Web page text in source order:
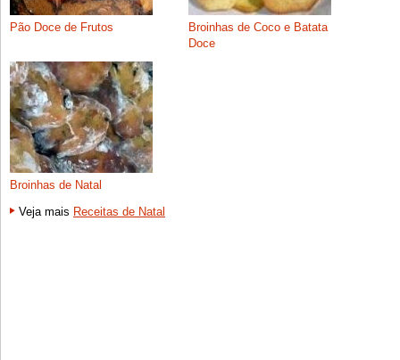
Pão Doce de Frutos
Broinhas de Coco e Batata
Doce
Broinhas de Natal
Veja mais Receitas de Natal